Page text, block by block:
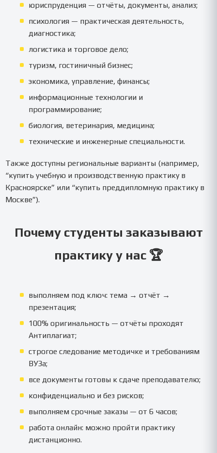
юриспруденция — отчёты, документы, анализ;
психология — практическая деятельность,
диагностика;
логистика и торговое дело;
туризм, гостиничный бизнес;
экономика, управление, финансы;
информационные технологии и
программирование;
биология, ветеринария, медицина;
технические и инженерные специальности.
Также доступны региональные варианты (например,
“купить учебную и производственную практику в
Красноярске” или “купить преддипломную практику в
Москве”).
Почему студенты заказывают
практику у нас 🏆
выполняем под ключ: тема → отчёт →
презентация;
100% оригинальность — отчёты проходят
Антиплагиат;
строгое следование методичке и требованиям
ВУЗа;
все документы готовы к сдаче преподавателю;
конфиденциально и без рисков;
выполняем срочные заказы — от 6 часов;
работа онлайн: можно пройти практику
дистанционно.